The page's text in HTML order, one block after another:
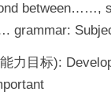
between……,
grammar:
力目标):